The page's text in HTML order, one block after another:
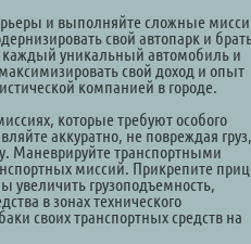
и выполняйте сложные
свой автопарк и
каждый уникальный автомобиль и
свой доход и опыт
компанией в городе.
которые требуют особого
аккуратно, не повреждая груз,
Маневрируйте транспортными
миссий. Прикрепите
увеличить грузоподъемность,
в зонах технического
своих транспортных средств на